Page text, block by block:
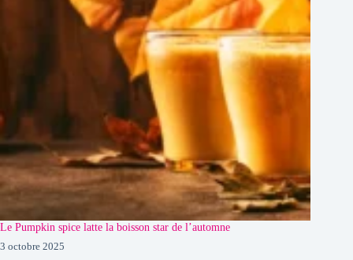
Le Pumpkin spice latte la boisson star de l’automne
3 octobre 2025